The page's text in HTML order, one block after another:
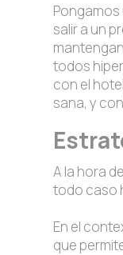
Pongamos
salir a un
todos
con el
sana, y
A la hora
todo caso
En el
que